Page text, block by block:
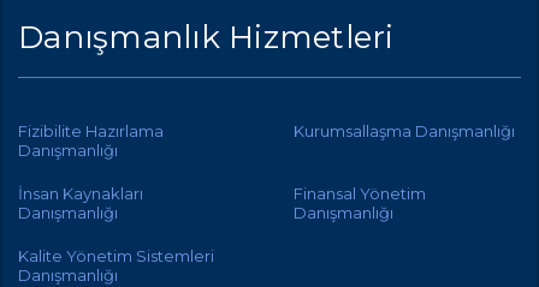
Danışmanlık Hizmetleri
Fizibilite Hazırlama
Danışmanlığı
Kurumsallaşma Danışmanlığı
İnsan Kaynakları
Danışmanlığı
Finansal Yönetim
Danışmanlığı
Kalite Yönetim Sistemleri
Danışmanlığı